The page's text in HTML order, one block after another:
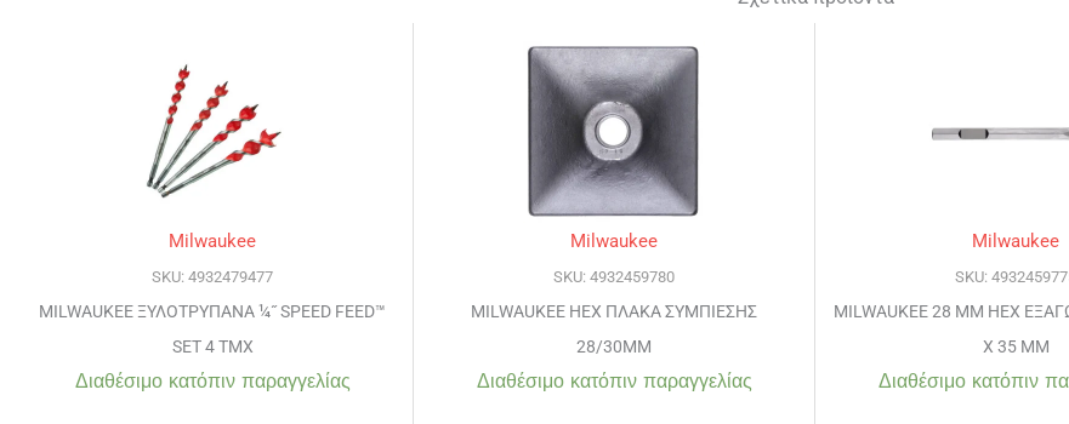
Milwaukee
SKU: 4932479477
MILWAUKEE ΞΥΛΟΤΡΥΠΑΝΑ ¼˝ SPEED FEED™
SET 4 ΤΜΧ
Διαθέσιμο κατόπιν παραγγελίας
Milwaukee
SKU: 4932459780
MILWAUKEE HEX ΠΛΑΚΑ ΣΥΜΠΙΕΣΗΣ
28/30MM
Διαθέσιμο κατόπιν παραγγελίας
Milwaukee
SKU:
MILWAUKEE 28 MM HEX
Χ 35 MM
Διαθέσιμο κατόπιν